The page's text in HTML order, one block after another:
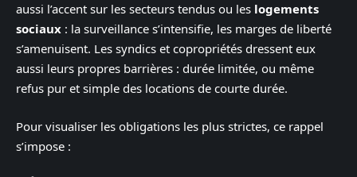
aussi l’accent sur les secteurs tendus ou les logements
sociaux : la surveillance s’intensifie, les marges de liberté
s’amenuisent. Les syndics et copropriétés dressent eux
aussi leurs propres barrières : durée limitée, ou même
refus pur et simple des locations de courte durée.
Pour visualiser les obligations les plus strictes, ce rappel
s’impose :